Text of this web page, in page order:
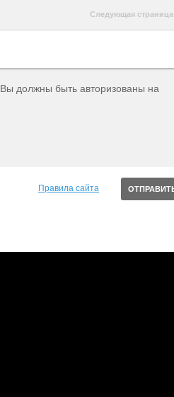
Следующая страница
Вы должны быть авторизованы на
Правила сайта